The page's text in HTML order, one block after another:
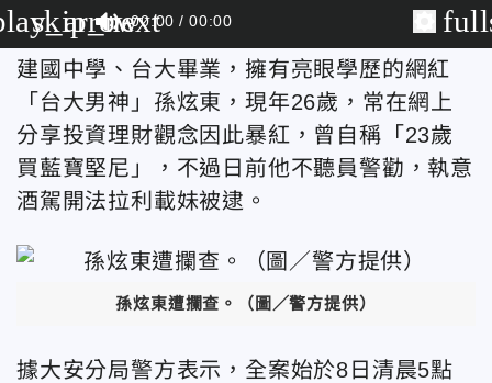
skip_next
00:00 00:00
建國中學、台大畢業，擁有亮眼學歷的網紅
「台大男神」孫炫東，現年26歲，常在網上
分享投資理財觀念因此暴紅，曾自稱「23歲
買藍寶堅尼」，不過日前他不聽員警勸，執意
酒駕開法拉利載妹被逮。
孫炫東遭攔查。 （圖／警方提供）
據大安分局警方表示，全案始於8日清晨5點